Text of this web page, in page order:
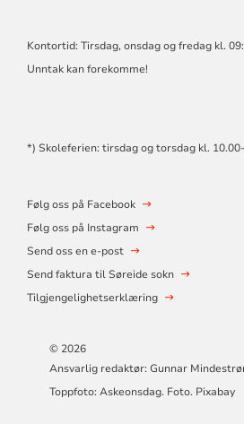
Kontortid: Tirsdag, onsdag og fredag kl.
Unntak kan forekomme!
*) Skoleferien: tirsdag og torsdag kl.
Følg oss på Facebook
Følg oss på Instagram
Send oss en e-post
Send faktura til Søreide sokn
Tilgjengelighetserklæring
© 2026
Ansvarlig redaktør: Gunnar
Toppfoto: Askeonsdag. Foto. Pixabay